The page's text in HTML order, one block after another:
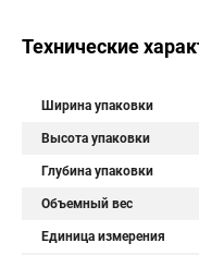
Технические
Ширина упаковки
Высота упаковки
Глубина упаковки
Объемный вес
Единица измерения